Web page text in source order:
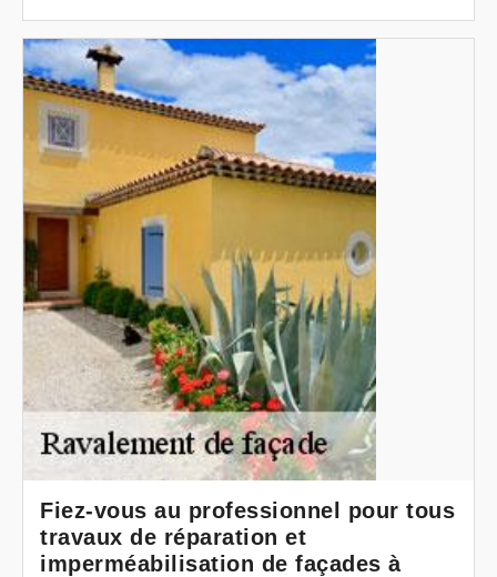
Fiez-vous au professionnel pour tous
travaux de réparation et
imperméabilisation de façades à